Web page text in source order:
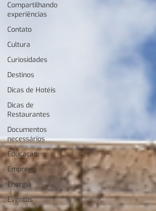
Compartilhando
experiências
Contato
Cultura
Curiosidades
Destinos
Dicas de Hotéis
Dicas de
Restaurantes
Documentos
necessários
Educação
Emprego
Energia
Eventos